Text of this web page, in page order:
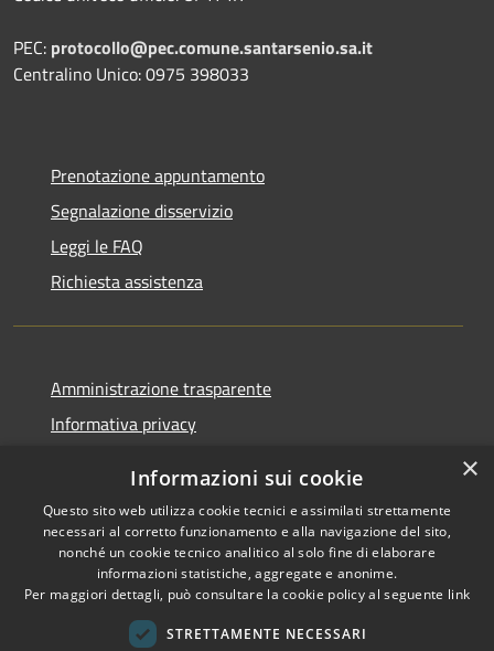
PEC: protocollo@pec.comune.santarsenio.sa.it
Centralino Unico: 0975 398033
Prenotazione appuntamento
Segnalazione disservizio
Leggi le FAQ
Richiesta assistenza
Amministrazione trasparente
Informativa privacy
Dichiarazione di accessibilità
RSS
Copyright © 2026 • Comune di
Sant'Arsenio • Powered by
×
Informazioni sui cookie
Questo sito web utilizza cookie tecnici e assimilati strettamente
necessari al corretto funzionamento e alla navigazione del sito,
nonché un cookie tecnico analitico al solo fine di elaborare
informazioni statistiche, aggregate e anonime.
Per maggiori dettagli, può consultare la cookie policy al seguente link
STRETTAMENTE NECESSARI